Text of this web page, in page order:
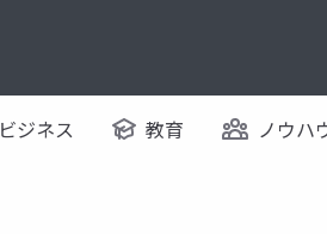
ビジネス 教育 ノウハ